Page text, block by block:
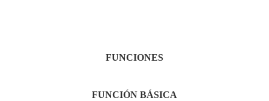
FUNCIONES
FUNCIÓN BÁSICA